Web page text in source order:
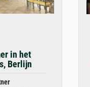
in het
Berlijn